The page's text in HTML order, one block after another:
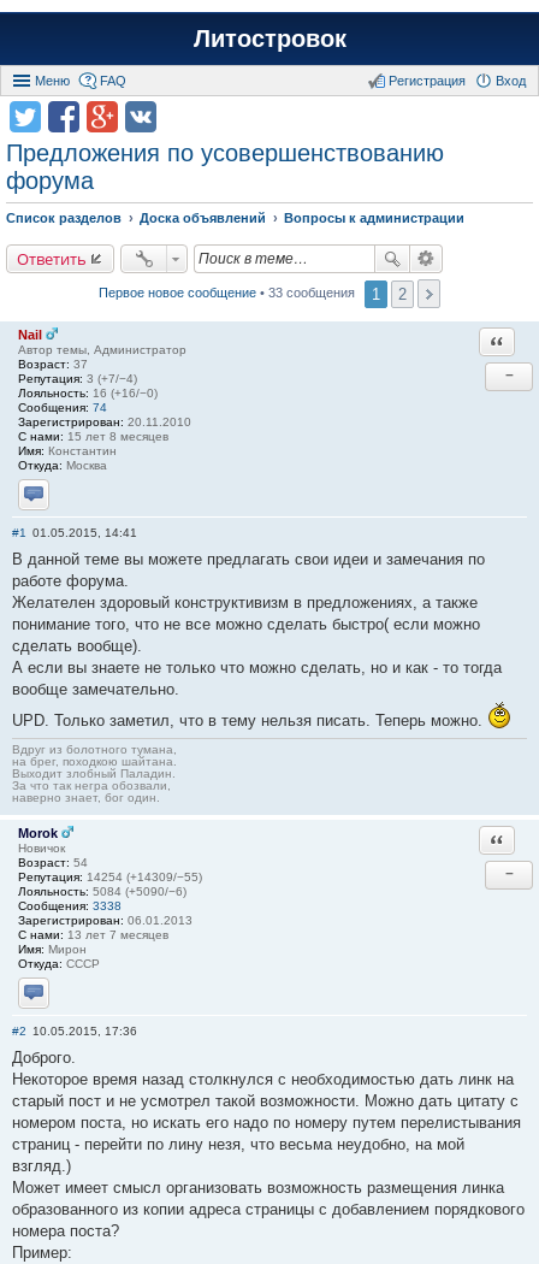
Литостровок
Меню FAQ Вход
Регистрация
Предложения по усовершенствованию
форума
Список разделов Доска объявлений Вопросы к администрации
Ответить
Первое новое сообщение • 33 сообщения 1 2
Nail
Автор темы, Администратор
Возраст: 37
Репутация: 3 (+7/−4)
Лояльность: 16 (+16/−0)
Сообщения: 74
Зарегистрирован: 20.11.2010
С нами: 15 лет 8 месяцев
Имя: Константин
Откуда: Москва
Отправить личное сообщение
−
#1 01.05.2015, 14:41
В данной теме вы можете предлагать свои идеи и замечания по
работе форума.
Желателен здоровый конструктивизм в предложениях, а также
понимание того, что не все можно сделать быстро( если можно
сделать вообще).
А если вы знаете не только что можно сделать, но и как - то тогда
вообще замечательно.
UPD. Только заметил, что в тему нельзя писать. Теперь можно.
Вдруг из болотного тумана,
на брег, походкою шайтана.
Выходит злобный Паладин.
За что так негра обозвали,
наверно знает, бог один.
Morok
Новичок
Возраст: 54
Репутация: 14254 (+14309/−55)
Лояльность: 5084 (+5090/−6)
Сообщения: 3338
Зарегистрирован: 06.01.2013
С нами: 13 лет 7 месяцев
Имя: Мирон
Откуда: СССР
Отправить личное сообщение
−
#2 10.05.2015, 17:36
Доброго.
Некоторое время назад столкнулся с необходимостью дать линк на
старый пост и не усмотрел такой возможности. Можно дать цитату с
номером поста, но искать его надо по номеру путем перелистывания
страниц - перейти по лину незя, что весьма неудобно, на мой
взгляд.)
Может имеет смысл организовать возможность размещения линка
образованного из копии адреса страницы с добавлением порядкового
номера поста?
Пример: